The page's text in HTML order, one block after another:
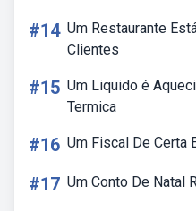
#14 Um Restaurante
Clientes
#15 Um Liquido é
Termica
#16 Um Fiscal De Certa
#17 Um Conto De Natal